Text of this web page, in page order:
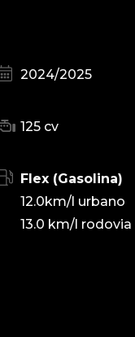
2024/2025
125 cv
Flex (Gasolina)
12.0km/l urbano
13.0 km/l rodovia